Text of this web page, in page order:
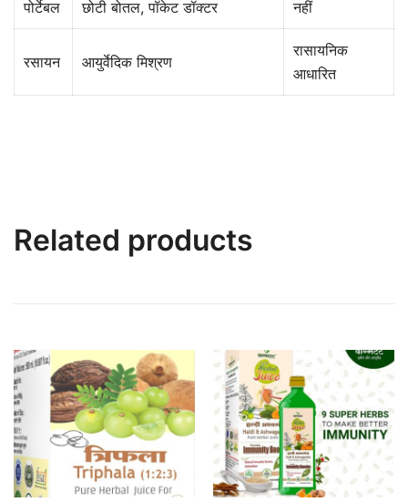
पोर्टेबल छोटी बोतल, पॉकेट डॉक्टर नहीं
रसायन आयुर्वेदिक मिश्रण
रासायनिक
आधारित
Related products